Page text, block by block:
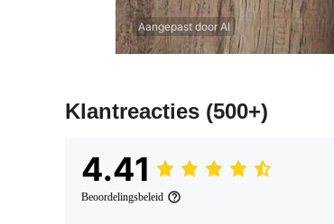
Aangepast door AI
Klantreacties (500+)
4.41
Beoordelingsbeleid